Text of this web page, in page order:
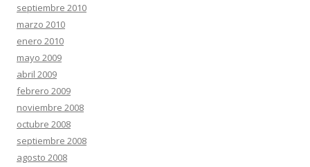
septiembre 2010
marzo 2010
enero 2010
mayo 2009
abril 2009
febrero 2009
noviembre 2008
octubre 2008
septiembre 2008
agosto 2008